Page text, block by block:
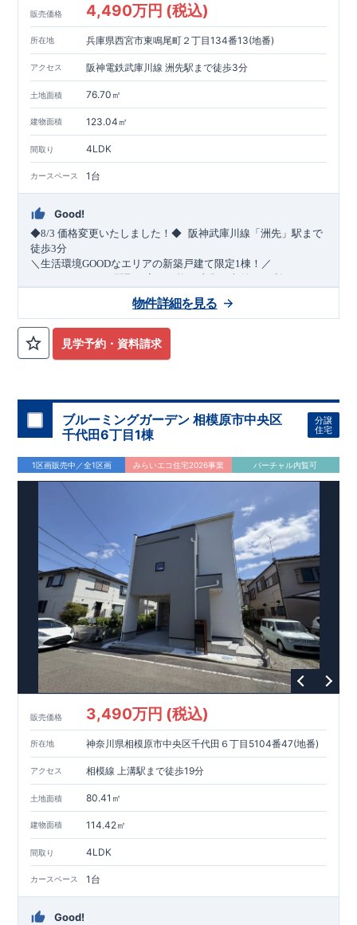
販売価格 4,490万円 (税込)
所在地 兵庫県西宮市東鳴尾町２丁目134番13(地番)
アクセス 阪神電鉄武庫川線 洲先駅まで徒歩3分
土地面積 76.70㎡
建物面積 123.04㎡
間取り 4LDK
カースペース 1台
Good!
◆8/3 価格変更いたしました！◆ ​阪神武庫川線 「洲先」駅まで
徒歩3分
＼生活環境GOODなエリアの新築戸建て限定1棟！／
・2部屋から行き来できる
・デザインと機能性を兼ね備えたオープンサニタリー
リビング全体を見渡せる
​
ーパー）徒歩10分 約787ｍ)​
・網戸
↓クリックすると特設ページにジャンプします↓
2024 年グッドデザイン賞 プロジェクト同時受賞
せる道」 ○第18回キッズデザイン賞受賞 ・2024年、東栄住宅
の新たな空間提案 「マルチエント ランス」が受賞いたしまし
た！
耐震等級最高等級3 ・数百年に一度の地震に耐える力
倍の耐震性！
ー採用で安心！ ○BELS ・エコ住宅としての性能評価を全号棟
が取得しています！ ○住宅性能評価ダブル取得 ・『設計』住
ております。
・『建設』住宅性能評価…評価を受けた図面通
りに施工されているか、建設までに計4回チェックが行われま
す。
平日・休日ご内覧可能です！
ぜひお気軽にお問い合わせください♪ 西宮営業所 TEL
0798-
38-1246​(定休日：火・水・年末年始
見学予約・資料請求
物件詳細を見る
ブルーミングガーデン 相模原市中央区
千代田6丁目1棟
分譲
住宅
1区画販売中／全1区画 みらいエコ住宅2026事業 バーチャル内覧可
販売価格 3,490万円 (税込)
所在地 神奈川県相模原市中央区千代田６丁目5104番47(地番)
アクセス 相模線 上溝駅まで徒歩19分
土地面積 80.41㎡
建物面積 114.42㎡
間取り 4LDK
カースペース 1台
Good!